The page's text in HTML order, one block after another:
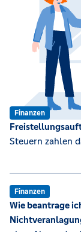
Finanzen
Steuern zahlen
Finanzen
Wie beantrage